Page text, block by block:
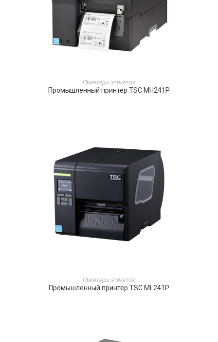
ПОДРОБНЕЕ
Принтеры этикеток
Промышленный принтер TSC MH241P
ПОДРОБНЕЕ
Принтеры этикеток
Промышленный принтер TSC ML241P